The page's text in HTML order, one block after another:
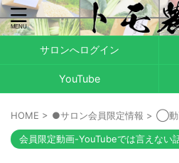
サロンへログイン
YouTube
HOME > ●サロン会員限定情報 > ◯動
会員限定動画-YouTubeでは言えない